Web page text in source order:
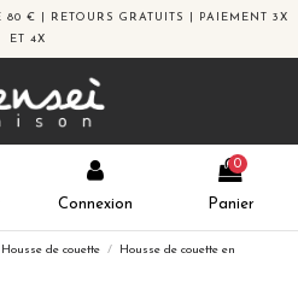
€ | RETOURS GRATUITS | PAIEMENT 3X
ET 4X
Connexion
0
Panier
Housse de couette
Housse de couette en